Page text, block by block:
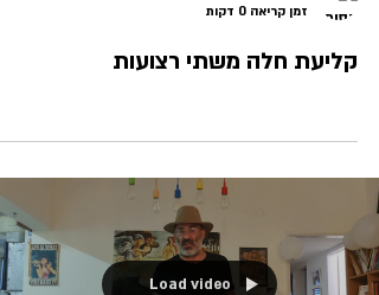
זמן קריאה 0 דקות
קליעת חלה משתי רצועות
Load video